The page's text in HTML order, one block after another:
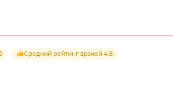
Средний рейтинг врачей 4.8